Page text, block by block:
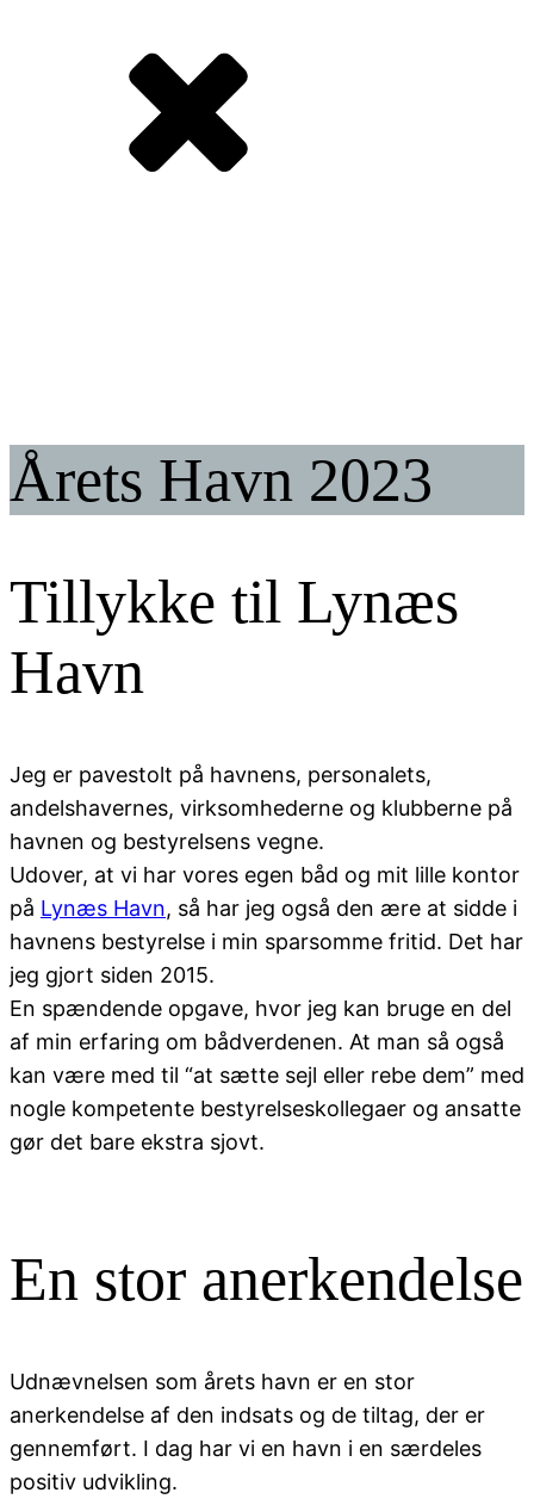
Årets Havn 2023
Tillykke til Lynæs
Havn
Jeg er pavestolt på havnens, personalets,
andelshavernes, virksomhederne og klubberne på
havnen og bestyrelsens vegne.
Udover, at vi har vores egen båd og mit lille kontor
på Lynæs Havn, så har jeg også den ære at sidde i
havnens bestyrelse i min sparsomme fritid. Det har
jeg gjort siden 2015.
En spændende opgave, hvor jeg kan bruge en del
af min erfaring om bådverdenen. At man så også
kan være med til “at sætte sejl eller rebe dem” med
nogle kompetente bestyrelseskollegaer og ansatte
gør det bare ekstra sjovt.
En stor anerkendelse
Udnævnelsen som årets havn er en stor
anerkendelse af den indsats og de tiltag, der er
gennemført. I dag har vi en havn i en særdeles
positiv udvikling.